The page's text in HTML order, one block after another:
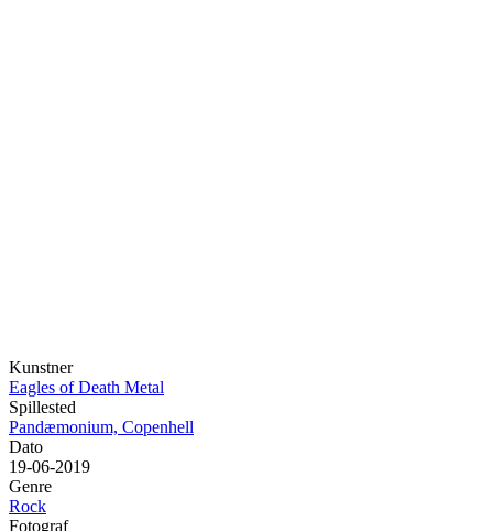
Kunstner
Eagles of Death Metal
Spillested
Pandæmonium, Copenhell
Dato
19-06-2019
Genre
Rock
Fotograf